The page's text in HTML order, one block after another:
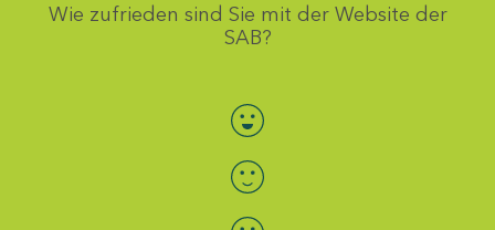
Wie zufrieden sind Sie mit der Website der
SAB?
Bewertung auswählen